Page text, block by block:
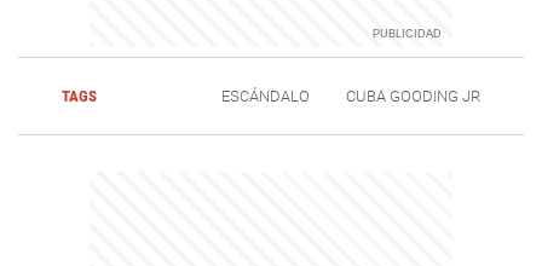
TAGS ESCÁNDALO CUBA GOODING JR